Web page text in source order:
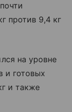
против 9,4 кг
на уровне
и готовых
и также